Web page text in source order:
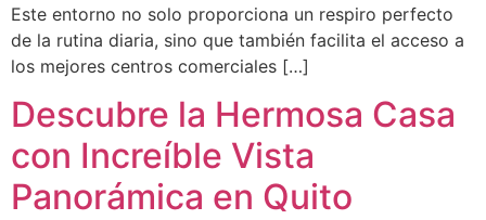
Este entorno no solo proporciona un respiro perfecto
de la rutina diaria, sino que también facilita el acceso a
los mejores centros comerciales […]
Descubre la Hermosa Casa
con Increíble Vista
Panorámica en Quito